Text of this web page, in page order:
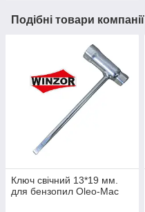
Подібні товари компанії
Ключ свічний 13*19 мм.
для бензопил Oleo-Mac